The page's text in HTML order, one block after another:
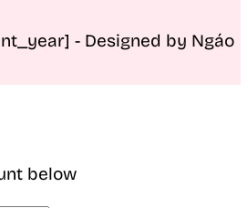
- Designed by Ngáo
below